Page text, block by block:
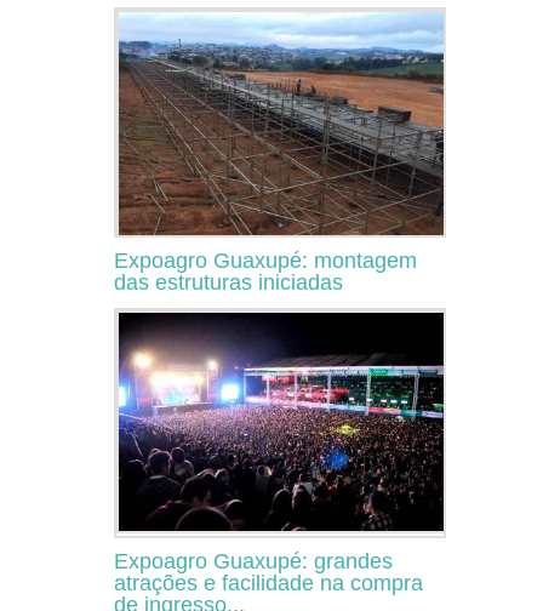
Expoagro Guaxupé: montagem
das estruturas iniciadas
Expoagro Guaxupé: grandes
atrações e facilidade na compra
de ingresso...